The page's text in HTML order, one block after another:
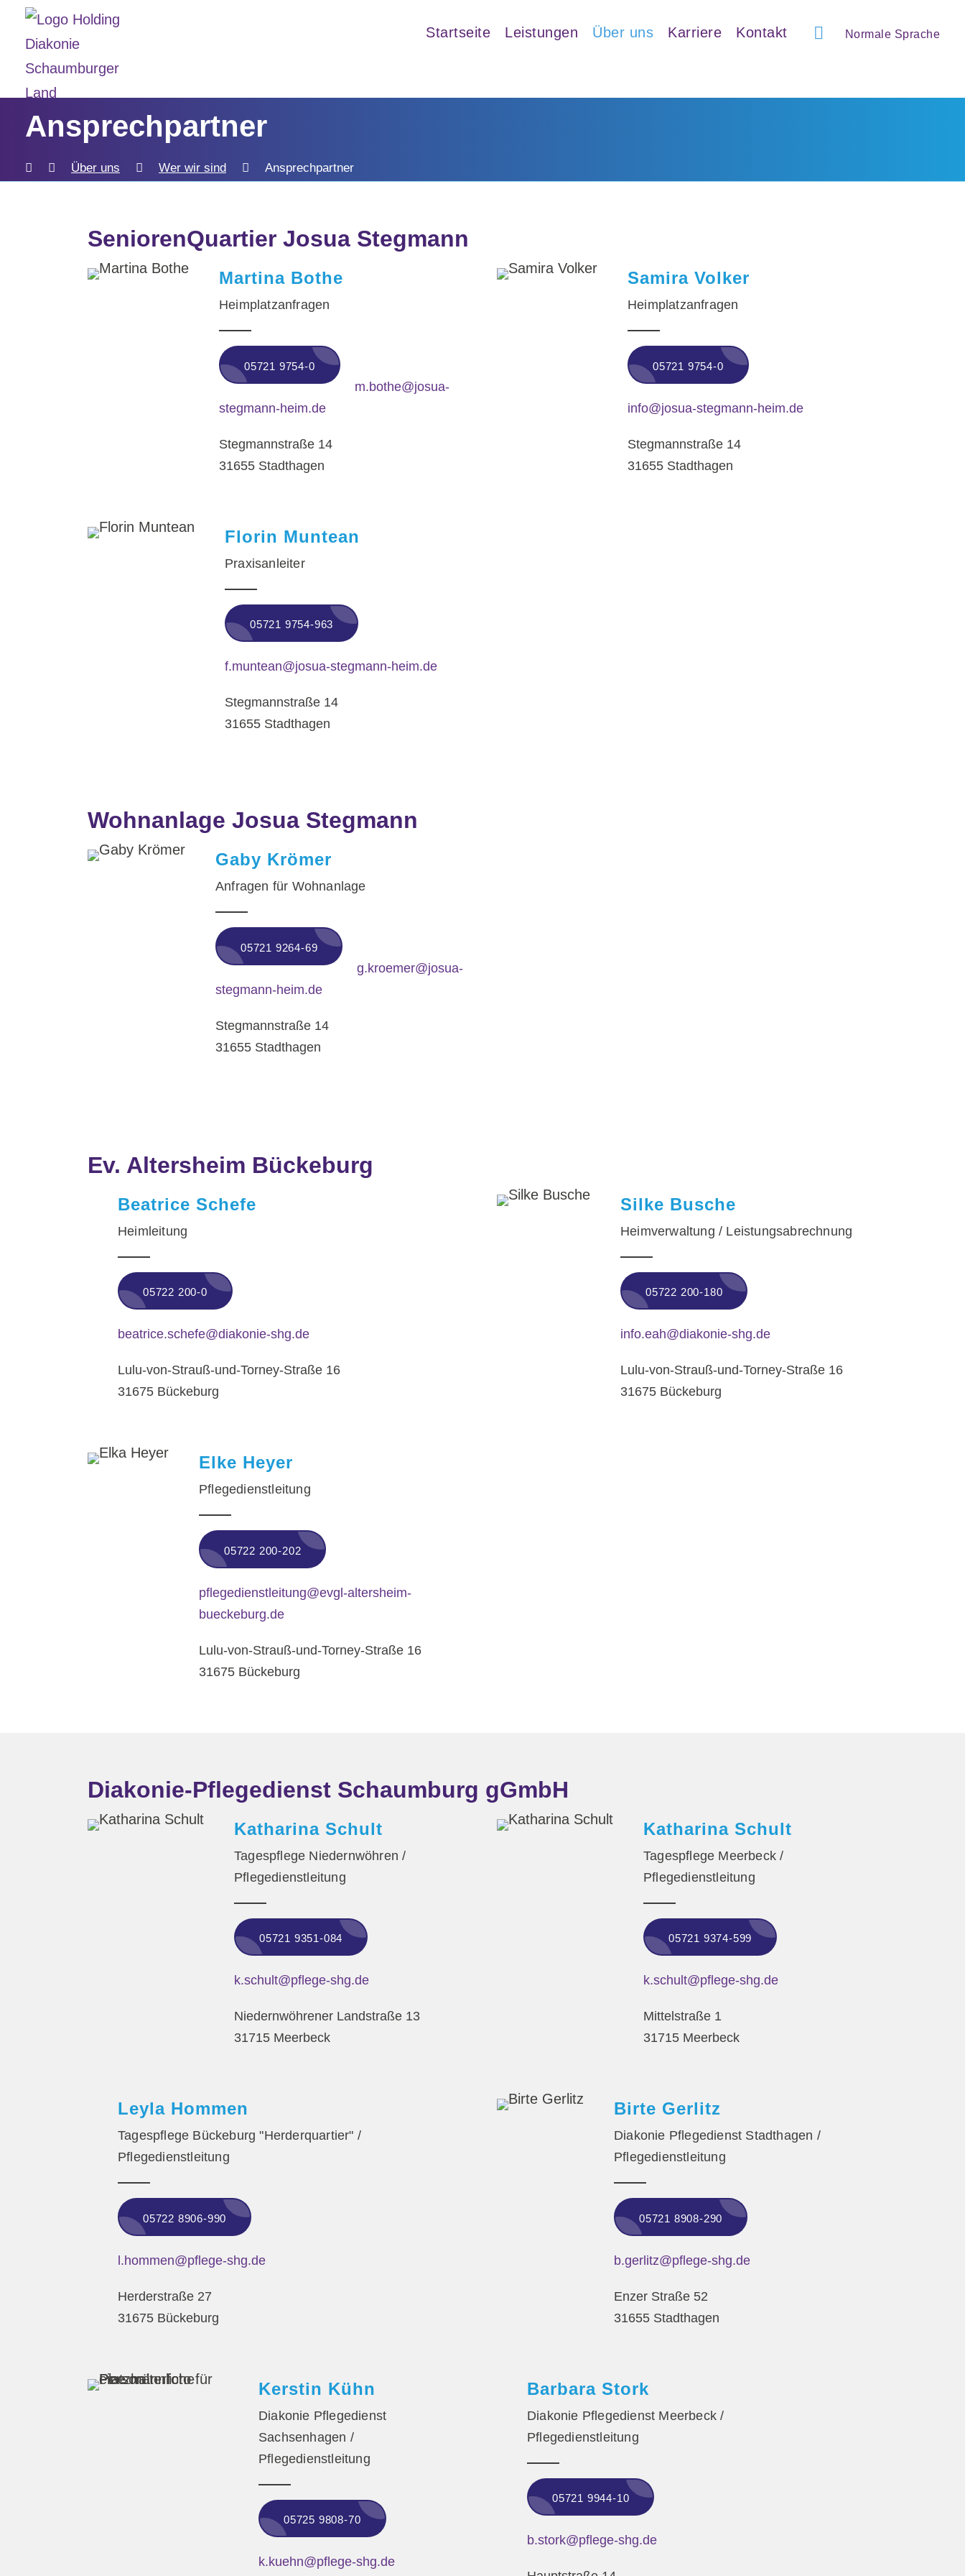
Startseite Leistungen Über uns Karriere Kontakt Normale Sprache
Ansprechpartner
Über uns Wer wir sind Ansprechpartner
SeniorenQuartier Josua Stegmann
Martina Bothe
Heimplatzanfragen
05721 9754-0
m.bothe@josua-
stegmann-heim.de
Stegmannstraße 14
31655 Stadthagen
Samira Volker
Heimplatzanfragen
05721 9754-0
info@josua-stegmann-heim.de
Stegmannstraße 14
31655 Stadthagen
Florin Muntean
Praxisanleiter
05721 9754-963
f.muntean@josua-stegmann-heim.de
Stegmannstraße 14
31655 Stadthagen
Wohnanlage Josua Stegmann
Gaby Krömer
Anfragen für Wohnanlage
05721 9264-69
g.kroemer@josua-
stegmann-heim.de
Stegmannstraße 14
31655 Stadthagen
Ev. Altersheim Bückeburg
Beatrice Schefe
Heimleitung
05722 200-0
beatrice.schefe@diakonie-shg.de
Lulu-von-Strauß-und-Torney-Straße 16
31675 Bückeburg
Silke Busche
Heimverwaltung / Leistungsabrechnung
05722 200-180
info.eah@diakonie-shg.de
Lulu-von-Strauß-und-Torney-Straße 16
31675 Bückeburg
Elke Heyer
Pflegedienstleitung
05722 200-202
pflegedienstleitung@evgl-altersheim-
bueckeburg.de
Lulu-von-Strauß-und-Torney-Straße 16
31675 Bückeburg
Diakonie-Pflegedienst Schaumburg gGmbH
Katharina Schult
Tagespflege Niedernwöhren /
Pflegedienstleitung
05721 9351-084
k.schult@pflege-shg.de
Niedernwöhrener Landstraße 13
31715 Meerbeck
Katharina Schult
Tagespflege Meerbeck /
Pflegedienstleitung
05721 9374-599
k.schult@pflege-shg.de
Mittelstraße 1
31715 Meerbeck
Leyla Hommen
Tagespflege Bückeburg "Herderquartier" /
Pflegedienstleitung
05722 8906-990
l.hommen@pflege-shg.de
Herderstraße 27
31675 Bückeburg
Birte Gerlitz
Diakonie Pflegedienst Stadthagen /
Pflegedienstleitung
05721 8908-290
b.gerlitz@pflege-shg.de
Enzer Straße 52
31655 Stadthagen
Kerstin Kühn
Diakonie Pflegedienst
Sachsenhagen /
Pflegedienstleitung
05725 9808-70
k.kuehn@pflege-shg.de
Barbara Stork
Diakonie Pflegedienst Meerbeck /
Pflegedienstleitung
05721 9944-10
b.stork@pflege-shg.de